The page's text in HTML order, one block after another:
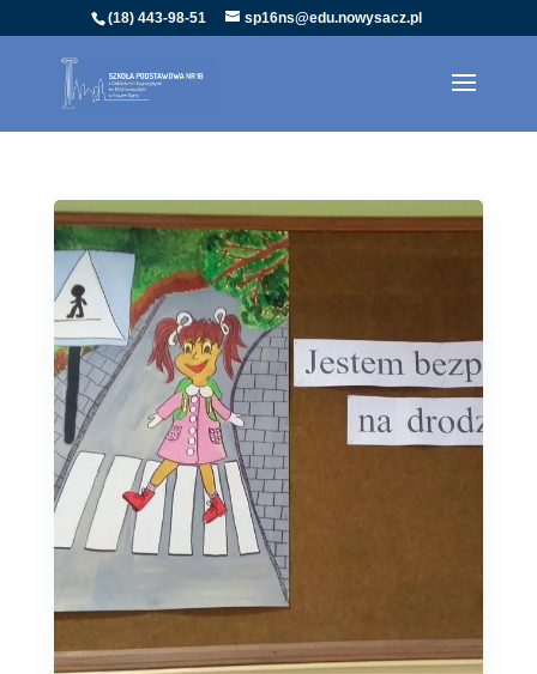
(18) 443-98-51 sp16ns@edu.nowysacz.pl